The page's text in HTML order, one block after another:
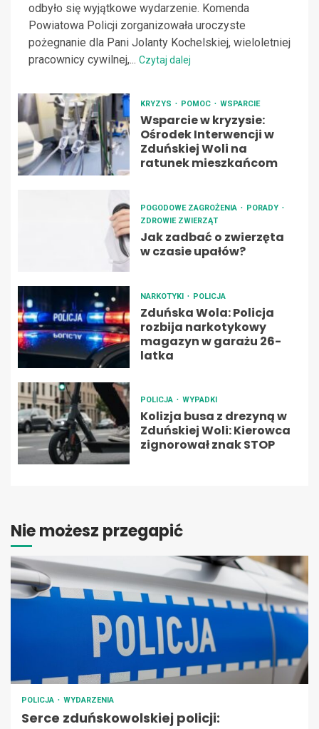
odbyło się wyjątkowe wydarzenie. Komenda
Powiatowa Policji zorganizowała uroczyste
pożegnanie dla Pani Jolanty Kochelskiej, wieloletniej
pracownicy cywilnej,... Czytaj dalej
KRYZYS POMOC WSPARCIE
Wsparcie w kryzysie:
Ośrodek Interwencji w
Zduńskiej Woli na
ratunek mieszkańcom
POGODOWE ZAGROŻENIA
PORADY
ZDROWIE ZWIERZĄT
Jak zadbać o zwierzęta
w czasie upałów?
NARKOTYKI POLICJA
Zduńska Wola: Policja
rozbija narkotykowy
magazyn w garażu 26-
latka
POLICJA WYPADKI
Kolizja busa z drezyną w
Zduńskiej Woli: Kierowca
zignorował znak STOP
Nie możesz przegapić
POLICJA WYDARZENIA
Serce zduńskowolskiej policji: